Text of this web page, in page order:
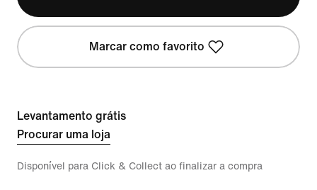
Marcar como favorito
Levantamento grátis
Procurar uma loja
Disponível para Click & Collect ao finalizar a compra